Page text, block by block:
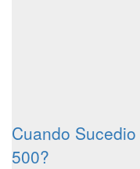
Cuando Sucedio
500?